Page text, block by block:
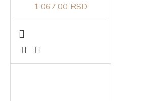
1.067,00 RSD